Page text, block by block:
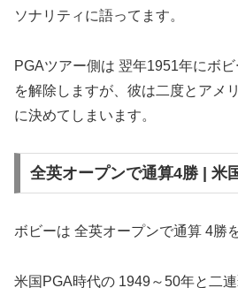
ソナリティに語ってます。
PGAツアー側は 翌年1951年にボ
を解除しますが、彼は二度とアメ
に決めてしまいます。
全英オープンで通算4勝 | 米
ボビーは 全英オープンで通算 4勝
米国PGA時代の 1949～50年と二